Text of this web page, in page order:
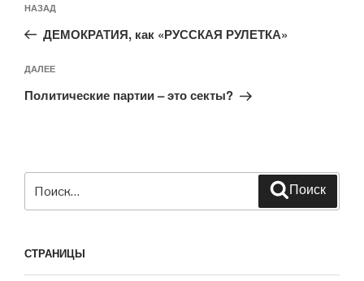
по
записям
Предыдущая
запись:
НАЗАД
ДЕМОКРАТИЯ, как «РУССКАЯ РУЛЕТКА»
Следующая
запись
ДАЛЕЕ
Политические партии – это секты?
Поиск
СТРАНИЦЫ